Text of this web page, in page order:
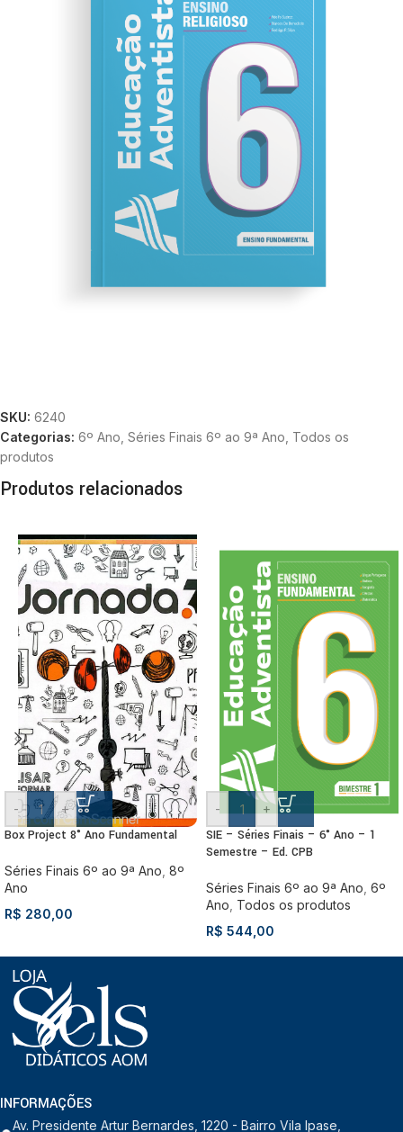
SKU: 6240
Categorias: 6º Ano Séries Finais 6º ao 9ª Ano Todos os
produtos
Produtos relacionados
- +
Box Project 8° Ano Fundamental
Séries Finais 6º ao 9ª Ano 8º
Ano
R$ 280,00
- +
SIE – Séries Finais – 6° Ano – 1
Semestre – Ed. CPB
Séries Finais 6º ao 9ª Ano 6º
Ano Todos os produtos
R$ 544,00
INFORMAÇÕES
Av. Presidente Artur Bernardes, 1220 - Bairro Vila Ipase,